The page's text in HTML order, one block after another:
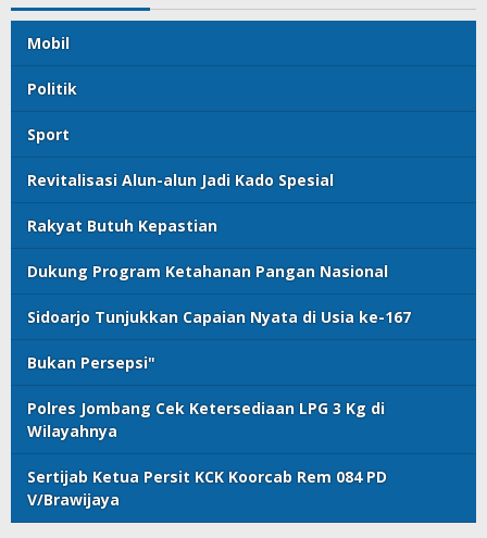
Mobil
Politik
Sport
Revitalisasi Alun-alun Jadi Kado Spesial
Rakyat Butuh Kepastian
Dukung Program Ketahanan Pangan Nasional
Sidoarjo Tunjukkan Capaian Nyata di Usia ke-167
Bukan Persepsi"
Polres Jombang Cek Ketersediaan LPG 3 Kg di
Wilayahnya
Sertijab Ketua Persit KCK Koorcab Rem 084 PD
V/Brawijaya